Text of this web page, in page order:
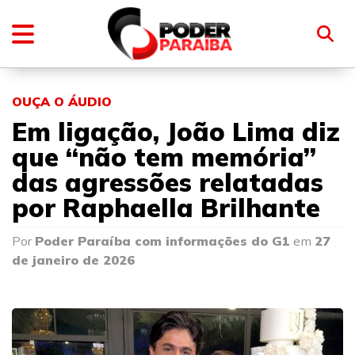
OUÇA O ÁUDIO
Em ligação, João Lima diz
que “não tem memória”
das agressões relatadas
por Raphaella Brilhante
Por Poder Paraíba com informações do G1 em 27
de janeiro de 2026